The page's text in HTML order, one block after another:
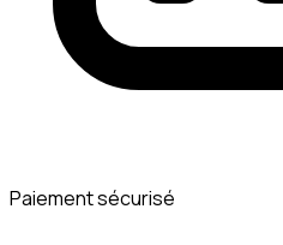
Paiement sécurisé